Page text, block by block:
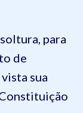
para
de
sua